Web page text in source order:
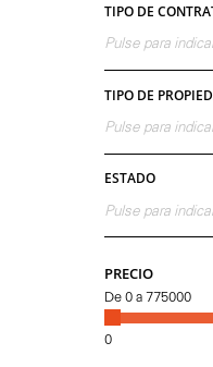
TIPO DE
Pulse para
TIPO DE
Pulse para
ESTADO
Pulse para
PRECIO
De 0 a 775000
0